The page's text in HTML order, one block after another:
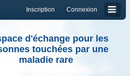
Connexion
Inscription
d'échange pour les
touchées par une
maladie rare